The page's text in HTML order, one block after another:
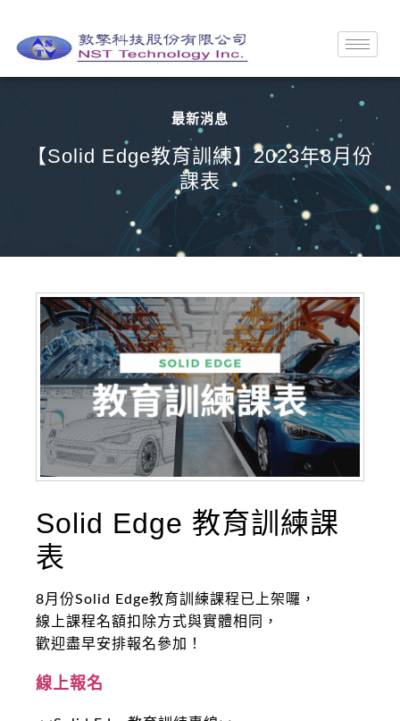
最新消息
【Solid Edge教育訓練】2023年8月份
課表
Solid Edge 教育訓練課
表
8月份Solid Edge教育訓練課程已上架囉，
線上課程名額扣除方式與實體相同，
歡迎盡早安排報名參加！
線上報名